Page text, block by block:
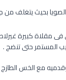
بحيث يتغلف
فى مقلاة كبيرة
المستمر حتى تنضج .
مع الخس